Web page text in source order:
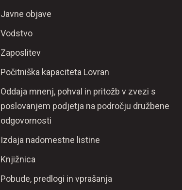
Javne objave
Vodstvo
Zaposlitev
Počitniška kapaciteta Lovran
Oddaja mnenj, pohval in pritožb v zvezi s
poslovanjem podjetja na področju družbene
odgovornosti
Izdaja nadomestne listine
Knjižnica
Pobude, predlogi in vprašanja